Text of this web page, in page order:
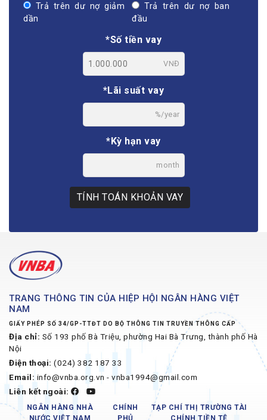
Trả trên dư nợ giảm
dần
Trả trên dư nợ ban
đầu
*Số tiền vay
VNĐ
*Lãi suất vay
%/year
*Kỳ hạn vay
month
TÍNH TOÁN KHOẢN VAY
TRANG THÔNG TIN CỦA HIỆP HỘI NGÂN HÀNG VIỆT
NAM
GIẤY PHÉP SỐ 34/GP-TTĐT DO BỘ THÔNG TIN TRUYỀN THÔNG CẤP
Địa chỉ: Số 193 phố Bà Triệu, phường Hai Bà Trưng, thành phố Hà
Nội
Điện thoại: (024) 382 187 33
Email: info@vnba.org.vn - vnba1994@gmail.com
Liên kết ngoài:
NGÂN HÀNG NHÀ
NƯỚC VIỆT NAM
CHÍNH
PHỦ
TẠP CHÍ THỊ TRƯỜNG TÀI
CHÍNH TIỀN TỆ